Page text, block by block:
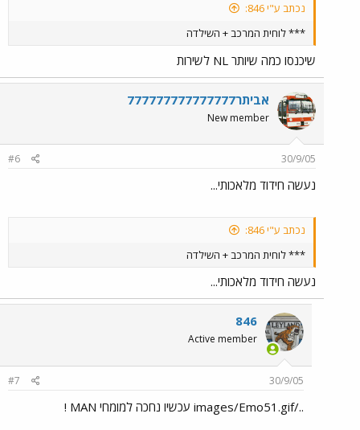
נכתב ע"י 846:
*** לוחית המרכב + השילדה
שיכנסו כמה שיותר NL לשירות
אביתר777777777777777
New member
30/9/05
#6
נעשה חידוד מלאכותי...
נכתב ע"י 846:
*** לוחית המרכב + השילדה
נעשה חידוד מלאכותי...
846
Active member
30/9/05
#7
../images/Emo51.gif עכשיו נחכה למומחי MAN !